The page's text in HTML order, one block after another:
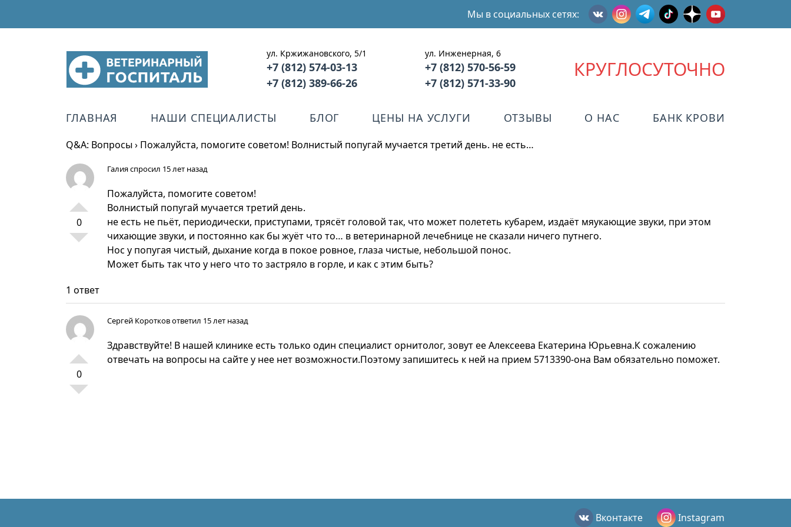
Мы в социальных сетях:
ул. Кржижановского, 5/1
+7 (812) 574-03-13
+7 (812) 389-66-26
ул. Инженерная, 6
+7 (812) 570-56-59
+7 (812) 571-33-90
КРУГЛОСУТОЧНО
ГЛАВНАЯ НАШИ СПЕЦИАЛИСТЫ БЛОГ ЦЕНЫ НА УСЛУГИ ОТЗЫВЫ О НАС БАНК КРОВИ
Q&A: Вопросы› Пожалуйста, помогите советом! Волнистый попугай мучается третий день. не есть…
0
Галияспросил 15 лет назад
Пожалуйста, помогите советом!
Волнистый попугай мучается третий день.
не есть не пьёт, периодически, приступами, трясёт головой так, что может полететь кубарем, издаёт мяукающие звуки, при этом
чихающие звуки, и постоянно как бы жуёт что то… в ветеринарной лечебнице не сказали ничего путнего.
Нос у попугая чистый, дыхание когда в покое ровное, глаза чистые, небольшой понос.
Может быть так что у него что то застряло в горле, и как с этим быть?
1 ответ
0
Сергей Коротковответил 15 лет назад
Здравствуйте! В нашей клинике есть только один специалист орнитолог, зовут ее Алексеева Екатерина Юрьевна.К сожалению
отвечать на вопросы на сайте у нее нет возможности.Поэтому запишитесь к ней на прием 5713390-она Вам обязательно поможет.
Вконтакте Instagram